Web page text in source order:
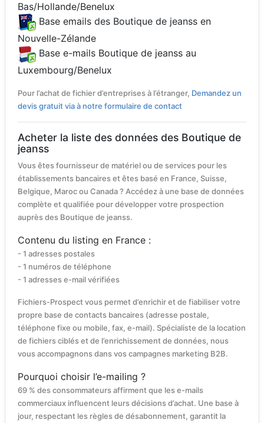
Bas/Hollande/Benelux
Base emails des Boutique de jeanss en
Nouvelle-Zélande
Base e-mails Boutique de jeanss au
Luxembourg/Benelux
Pour l’achat de fichier d’entreprises à l’étranger, Demandez un
devis gratuit via à notre formulaire de contact
Acheter la liste des données des Boutique de
jeanss
Vous êtes fournisseur de matériel ou de services pour les
établissements bancaires et êtes basé en France, Suisse,
Belgique, Maroc ou Canada ? Accédez à une base de données
complète et qualifiée pour développer votre prospection
auprès des Boutique de jeanss.
Contenu du listing en France :
- 1 adresses postales
- 1 numéros de téléphone
- 1 adresses e-mail vérifiées
Fichiers-Prospect vous permet d’enrichir et de fiabiliser votre
propre base de contacts bancaires (adresse postale,
téléphone fixe ou mobile, fax, e-mail). Spécialiste de la location
de fichiers ciblés et de l’enrichissement de données, nous
vous accompagnons dans vos campagnes marketing B2B.
Pourquoi choisir l’e-mailing ?
69 % des consommateurs affirment que les e-mails
commerciaux influencent leurs décisions d’achat. Une base à
jour, respectant les règles de désabonnement, garantit la